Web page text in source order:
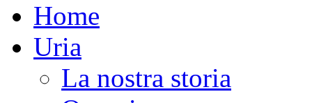
Home
Uria
La nostra storia